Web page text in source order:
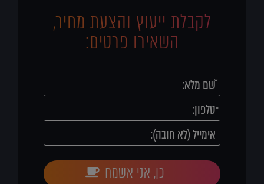
לקבלת ייעוץ והצעת מחיר,
השאירו פרטים:
כן, אני אשמח